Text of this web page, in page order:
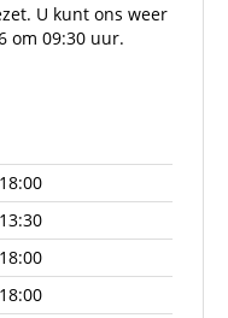
U kunt ons weer
om 09:30 uur.